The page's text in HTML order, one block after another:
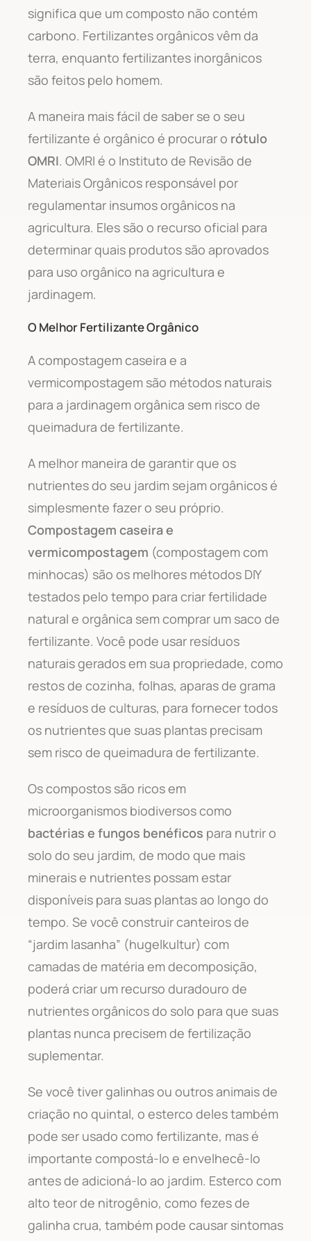
significa que um composto não contém
carbono. Fertilizantes orgânicos vêm da
terra, enquanto fertilizantes inorgânicos
são feitos pelo homem.
A maneira mais fácil de saber se o seu
fertilizante é orgânico é procurar o rótulo
OMRI. OMRI é o Instituto de Revisão de
Materiais Orgânicos responsável por
regulamentar insumos orgânicos na
agricultura. Eles são o recurso oficial para
determinar quais produtos são aprovados
para uso orgânico na agricultura e
jardinagem.
O Melhor Fertilizante Orgânico
A compostagem caseira e a
vermicompostagem são métodos naturais
para a jardinagem orgânica sem risco de
queimadura de fertilizante.
A melhor maneira de garantir que os
nutrientes do seu jardim sejam orgânicos é
simplesmente fazer o seu próprio.
Compostagem caseira e
vermicompostagem (compostagem com
minhocas) são os melhores métodos DIY
testados pelo tempo para criar fertilidade
natural e orgânica sem comprar um saco de
fertilizante. Você pode usar resíduos
naturais gerados em sua propriedade, como
restos de cozinha, folhas, aparas de grama
e resíduos de culturas, para fornecer todos
os nutrientes que suas plantas precisam
sem risco de queimadura de fertilizante.
Os compostos são ricos em
microorganismos biodiversos como
bactérias e fungos benéficos para nutrir o
solo do seu jardim, de modo que mais
minerais e nutrientes possam estar
disponíveis para suas plantas ao longo do
tempo. Se você construir canteiros de
“jardim lasanha” (hugelkultur) com
camadas de matéria em decomposição,
poderá criar um recurso duradouro de
nutrientes orgânicos do solo para que suas
plantas nunca precisem de fertilização
suplementar.
Se você tiver galinhas ou outros animais de
criação no quintal, o esterco deles também
pode ser usado como fertilizante, mas é
importante compostá-lo e envelhecê-lo
antes de adicioná-lo ao jardim. Esterco com
alto teor de nitrogênio, como fezes de
galinha crua, também pode causar sintomas